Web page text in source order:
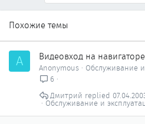
Похожие темы
A Видеовход на навигаторе
Anonymous
Обслуживание
6
Обслуживание и
Дмитрий